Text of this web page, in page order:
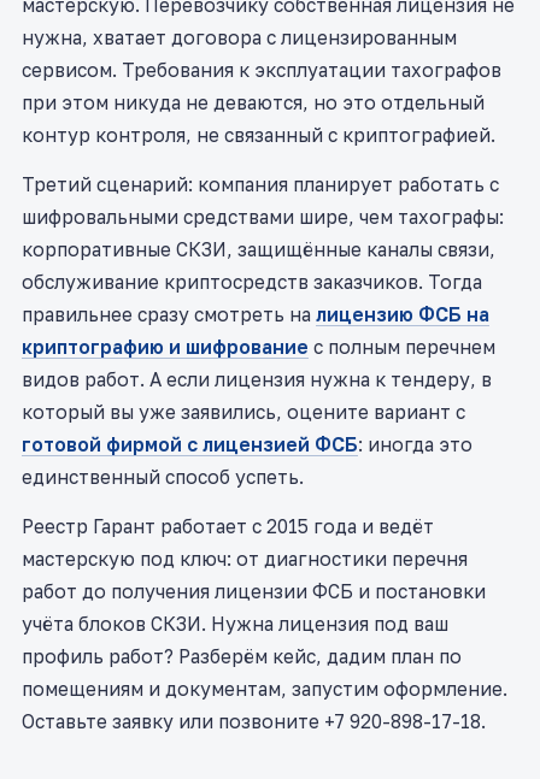
мастерскую. Перевозчику собственная лицензия не
нужна, хватает договора с лицензированным
сервисом. Требования к эксплуатации тахографов
при этом никуда не деваются, но это отдельный
контур контроля, не связанный с криптографией.
Третий сценарий: компания планирует работать с
шифровальными средствами шире, чем тахографы:
корпоративные СКЗИ, защищённые каналы связи,
обслуживание криптосредств заказчиков. Тогда
правильнее сразу смотреть на лицензию ФСБ на
криптографию и шифрование с полным перечнем
видов работ. А если лицензия нужна к тендеру, в
который вы уже заявились, оцените вариант с
готовой фирмой с лицензией ФСБ: иногда это
единственный способ успеть.
Реестр Гарант работает с 2015 года и ведёт
мастерскую под ключ: от диагностики перечня
работ до получения лицензии ФСБ и постановки
учёта блоков СКЗИ. Нужна лицензия под ваш
профиль работ? Разберём кейс, дадим план по
помещениям и документам, запустим оформление.
Оставьте заявку или позвоните +7 920-898-17-18.